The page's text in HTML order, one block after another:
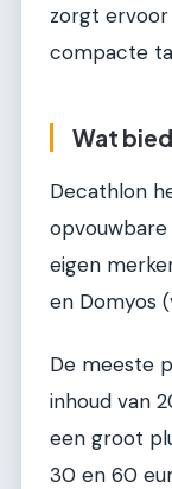
zorgt
compacte
Wat
Decathlon
opvouwbare
eigen
en Domyos
De meeste
inhoud van
een groot
30 en 60